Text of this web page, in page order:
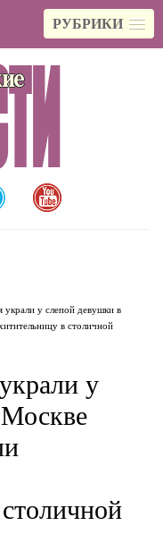
РУБРИКИ
у слепой девушки в
в столичной
у